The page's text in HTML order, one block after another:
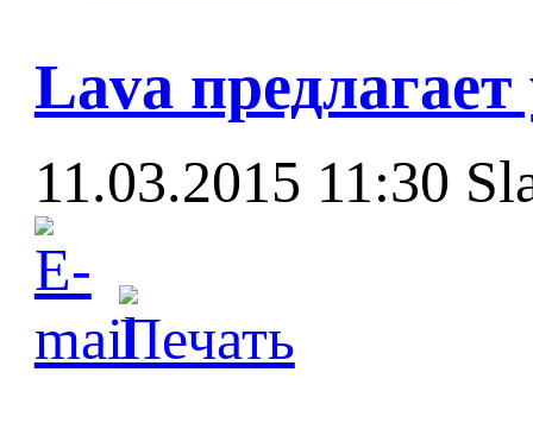
Lava
11.03.2015 11:30